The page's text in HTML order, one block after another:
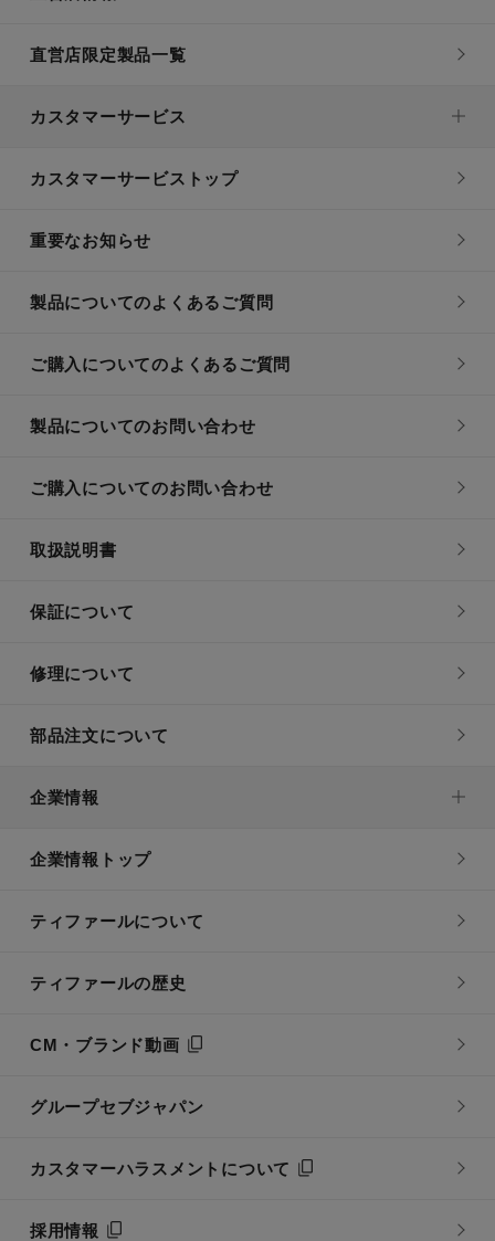
直営店限定製品一覧
カスタマーサービス
カスタマーサービストップ
重要なお知らせ
製品についてのよくあるご質問
ご購入についてのよくあるご質問
製品についてのお問い合わせ
ご購入についてのお問い合わせ
取扱説明書
保証について
修理について
部品注文について
企業情報
企業情報トップ
ティファールについて
ティファールの歴史
CM・ブランド動画
グループセブジャパン
カスタマーハラスメントについて
採用情報